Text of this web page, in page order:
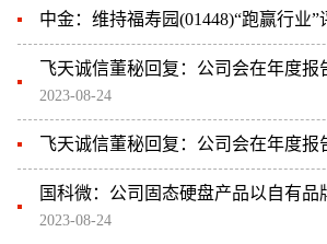
中金：维持福寿园(01448)“跑赢行业
飞天诚信董秘回复：公司会在年度报
2023-08-24
飞天诚信董秘回复：公司会在年度报
国科微：公司固态硬盘产品以自有品
2023-08-24